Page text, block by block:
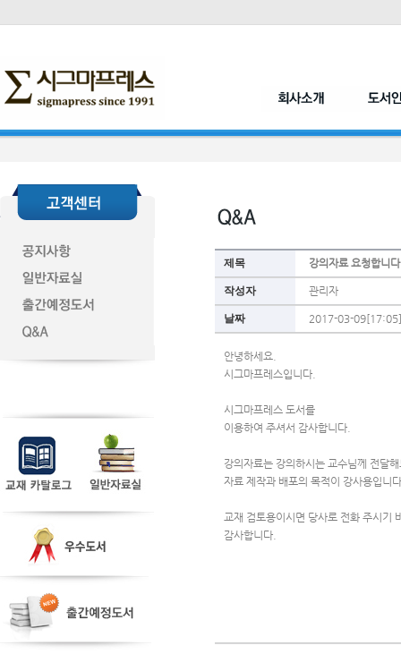
제목 강의자료 요청합니
작성자 관리자
날짜 2017-03-09[17:05]
안녕하세요.
시그마프레스입니다.
시그마프레스 도서를
이용하여 주셔서 감사합니다.
강의자료는 강의하시는 교수님께 전달
자료 제작과 배포의 목적이 강사용입니
교재 검토용이시면 당사로 전화 주시기
감사합니다.